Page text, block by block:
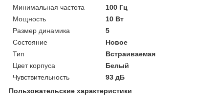
Минимальная частота
100 Гц
Мощность
10 Вт
Размер динамика
5
Состояние
Новое
Тип
Встраиваемая
Цвет корпуса
Белый
Чувствительность
93 дБ
Пользовательские характеристики